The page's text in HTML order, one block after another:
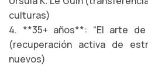
culturas)
4. **35+ años**: “El arte
(recuperación activa de
nuevos)